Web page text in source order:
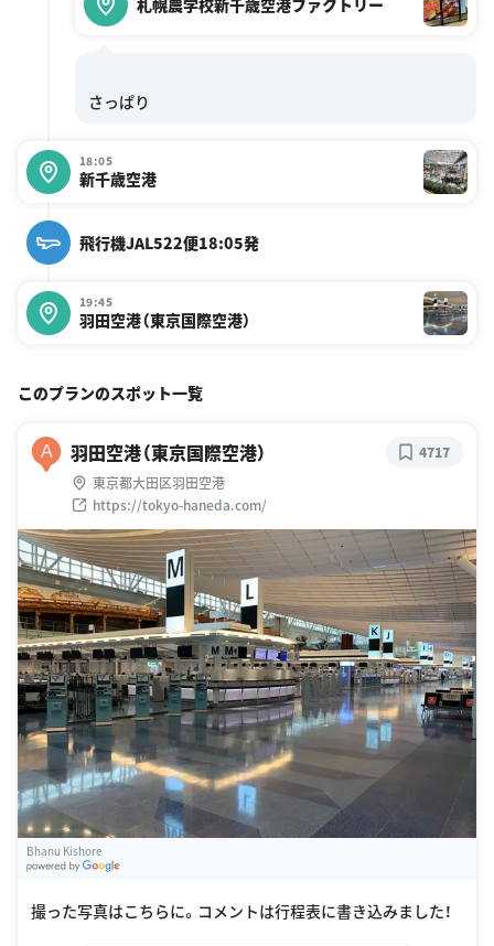
18:05
新千歳空港
飛行機JAL522便18:05発
19:45
羽田空港（東京国際空港）
このプランのスポット一覧
A 羽田空港（東京国際空港）
東京都大田区羽田空港
https://tokyo-haneda.com/
4717
Bhanu Kishore
撮った写真はこちらに。コメントは行程表に書き込みました！